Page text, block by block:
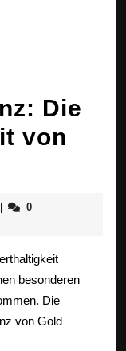
Die
von
elsotanosellado
|
0
besonderen
Die
von Gold